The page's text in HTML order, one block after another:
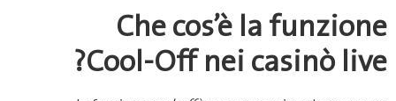
Che cos’è la funzione
Cool‑Off nei casinò live?